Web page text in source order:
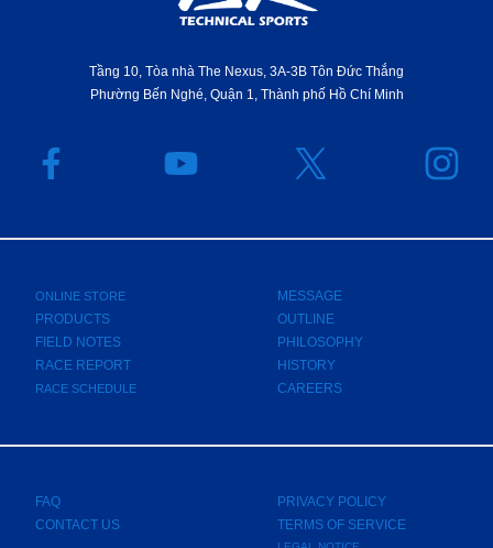
Tầng 10, Tòa nhà The Nexus, 3A-3B Tôn Đức Thắng
Phường Bến Nghé, Quận 1, Thành phố Hồ Chí Minh
ONLINE STORE
MESSAGE
PRODUCTS
OUTLINE
FIELD NOTES
PHILOSOPHY
RACE REPORT
HISTORY
RACE SCHEDULE CAREERS
FAQ
PRIVACY POLICY
CONTACT US
TERMS OF SERVICE